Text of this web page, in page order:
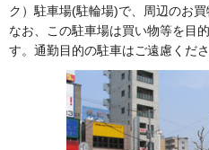
ク）駐車場(駐輪場)で、周辺のお買
なお、この駐車場は買い物等を目
す。通勤目的の駐車はご遠慮くださ